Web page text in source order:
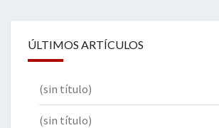
ÚLTIMOS ARTÍCULOS
(sin título)
(sin título)